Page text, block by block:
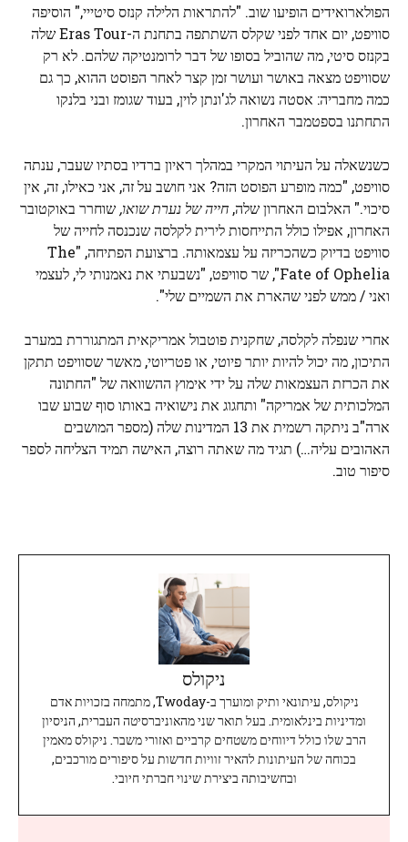
הפולארואידים הופיעו שוב. "להתראות הלילה קנזס סיטייי," הוסיפה
סוויפט, יום אחד לפני שקלס השתתפה בתחנת ה-Eras Tour שלה
בקנזס סיטי, מה שהוביל בסופו של דבר לרומנטיקה שלהם. לא רק
שסוויפט מצאה באושר ועושר זמן קצר לאחר הפוסט ההוא, כך גם
כמה מחבריה: אסטה נשואה לג'ונתן לוין, בעוד שגומז ובני בלנקו
התחתנו בספטמבר האחרון.
כשנשאלה על העיתוי המקרי במהלך ראיון ברדיו בסתיו שעבר, ענתה
סוויפט, "כמה מופרע הפוסט הזה? אני חושב על זה, אני כאילו, זה, אין
סיכוי." האלבום האחרון שלה, חייה של נערת שואו, שוחרר באוקטובר
האחרון, אפילו כולל התייחסות לירית לקלסה שנכנסה לחייה של
סוויפט בדיוק כשהכריזה על עצמאותה. ברצועת הפתיחה, "The
Fate of Ophelia", שר סוויפט, "נשבעתי את נאמנותי לי, לעצמי
ואני / ממש לפני שהארת את השמיים שלי".
אחרי שנפלה לקלסה, שחקנית פוטבול אמריקאית המתגוררת במערב
התיכון, מה יכול להיות יותר פיוטי, או פטריוטי, מאשר שסוויפט תתקן
את הכרזת העצמאות שלה על ידי אימוץ ההשוואה של "החתונה
המלכותית של אמריקה" ותחגוג את נישואיה באותו סוף שבוע שבו
ארה"ב ניתקה רשמית את 13 המדינות שלה (מספר המושבים
האהובים עליה…) תגיד מה שאתה רוצה, האישה תמיד הצליחה לספר
סיפור טוב.
ניקולס
ניקולס, עיתונאי ותיק ומוערך ב-Twoday, מתמחה בזכויות אדם
ומדיניות בינלאומית. בעל תואר שני מהאוניברסיטה העברית, הניסיון
הרב שלו כולל דיווחים משטחים קרביים ואזורי משבר. ניקולס מאמין
בכוחה של העיתונות להאיר זוויות חדשות על סיפורים מורכבים,
ובחשיבותה ביצירת שינוי חברתי חיובי.